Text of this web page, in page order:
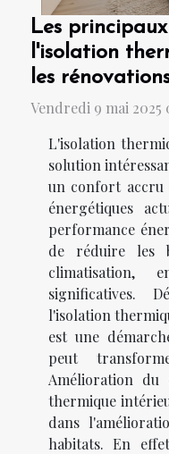
Les
l'isolation
les
Vendredi 9 mai 2025
L'isolation
solution
un confort accru
énergétiques
performance
de réduire les
climatisation,
significatives.
l'isolation
est une
peut
Amélioration du
thermique
dans
habitats. En